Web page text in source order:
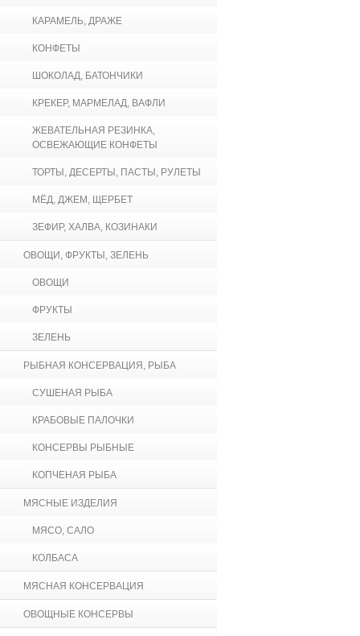
КАРАМЕЛЬ, ДРАЖЕ
КОНФЕТЫ
ШОКОЛАД, БАТОНЧИКИ
КРЕКЕР, МАРМЕЛАД, ВАФЛИ
ЖЕВАТЕЛЬНАЯ РЕЗИНКА,
ОСВЕЖАЮЩИЕ КОНФЕТЫ
ТОРТЫ, ДЕСЕРТЫ, ПАСТЫ, РУЛЕТЫ
МЁД, ДЖЕМ, ЩЕРБЕТ
ЗЕФИР, ХАЛВА, КОЗИНАКИ
ОВОЩИ, ФРУКТЫ, ЗЕЛЕНЬ
ОВОЩИ
ФРУКТЫ
ЗЕЛЕНЬ
РЫБНАЯ КОНСЕРВАЦИЯ, РЫБА
СУШЕНАЯ РЫБА
КРАБОВЫЕ ПАЛОЧКИ
КОНСЕРВЫ РЫБНЫЕ
КОПЧЕНАЯ РЫБА
МЯСНЫЕ ИЗДЕЛИЯ
МЯСО, САЛО
КОЛБАСА
МЯСНАЯ КОНСЕРВАЦИЯ
ОВОЩНЫЕ КОНСЕРВЫ